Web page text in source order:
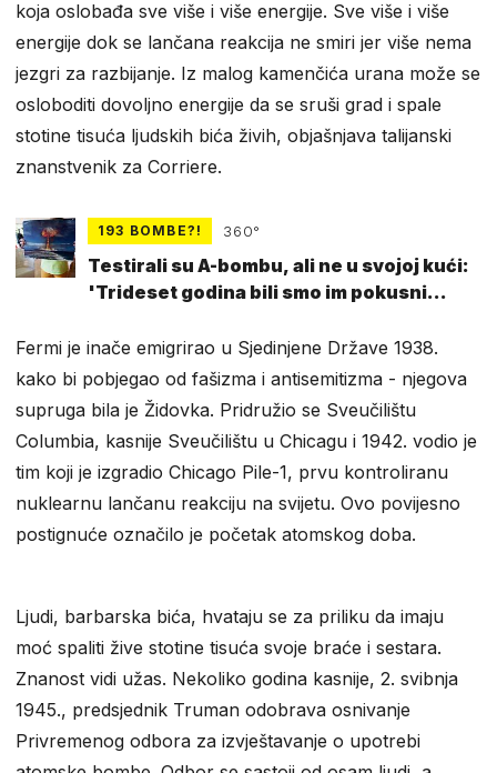
koja oslobađa sve više i više energije. Sve više i više
energije dok se lančana reakcija ne smiri jer više nema
jezgri za razbijanje. Iz malog kamenčića urana može se
osloboditi dovoljno energije da se sruši grad i spale
stotine tisuća ljudskih bića živih, objašnjava talijanski
znanstvenik za Corriere.
193 BOMBE?! 360°
Testirali su A-bombu, ali ne u svojoj kući:
'Trideset godina bili smo im pokusni
Fermi je inače emigrirao u Sjedinjene Države 1938.
kako bi pobjegao od fašizma i antisemitizma - njegova
supruga bila je Židovka. Pridružio se Sveučilištu
Columbia, kasnije Sveučilištu u Chicagu i 1942. vodio je
tim koji je izgradio Chicago Pile-1, prvu kontroliranu
nuklearnu lančanu reakciju na svijetu. Ovo povijesno
postignuće označilo je početak atomskog doba.
Ljudi, barbarska bića, hvataju se za priliku da imaju
moć spaliti žive stotine tisuća svoje braće i sestara.
Znanost vidi užas. Nekoliko godina kasnije, 2. svibnja
1945., predsjednik Truman odobrava osnivanje
Privremenog odbora za izvještavanje o upotrebi